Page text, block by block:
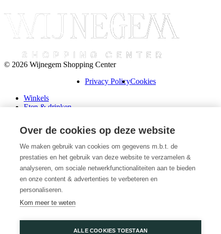
© 2026 Wijnegem Shopping Center
Privacy PolicyCookies
Winkels
Eten & drinken
Schenk een cadeaubon
Over ons
Wini’s
Plattegrond
Diensten
Promoties
Huur een winkel
Veelgestelde vragen
Wijnegem Shopping Center
Over de cookies op deze website
We maken gebruik van cookies om gegevens m.b.t. de
prestaties en het gebruik van deze website te verzamelen &
analyseren, om sociale netwerkfunctionaliteiten aan te bieden
en onze content & advertenties te verbeteren en
personaliseren.
Kom meer te weten
ALLE COOKIES TOESTAAN